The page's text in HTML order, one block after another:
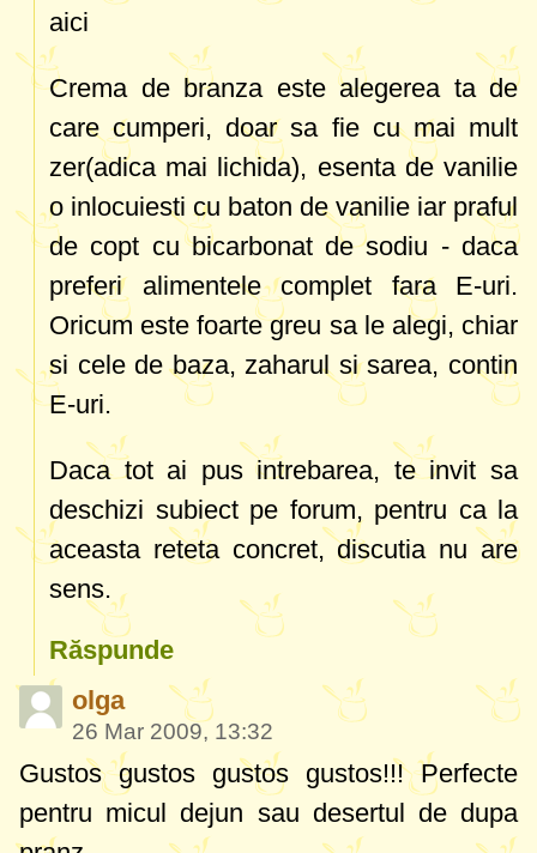
aici
Crema de branza este alegerea ta de
care cumperi, doar sa fie cu mai mult
zer(adica mai lichida), esenta de vanilie
o inlocuiesti cu baton de vanilie iar praful
de copt cu bicarbonat de sodiu - daca
preferi alimentele complet fara E-uri.
Oricum este foarte greu sa le alegi, chiar
si cele de baza, zaharul si sarea, contin
E-uri.
Daca tot ai pus intrebarea, te invit sa
deschizi subiect pe forum, pentru ca la
aceasta reteta concret, discutia nu are
sens.
Răspunde
olga
26 Mar 2009, 13:32
Gustos gustos gustos gustos!!! Perfecte
pentru micul dejun sau desertul de dupa